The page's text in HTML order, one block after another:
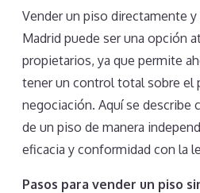
Vender un piso directamente
Madrid puede ser una opción
propietarios, ya que permite
tener un control total sobre el
negociación. Aquí se describe
de un piso de manera
eficacia y conformidad con la
Pasos para vender un piso